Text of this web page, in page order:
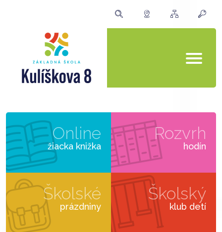
Online
žiacka knižka
Rozvrh
hodín
Školské
prázdniny
Školský
klub detí